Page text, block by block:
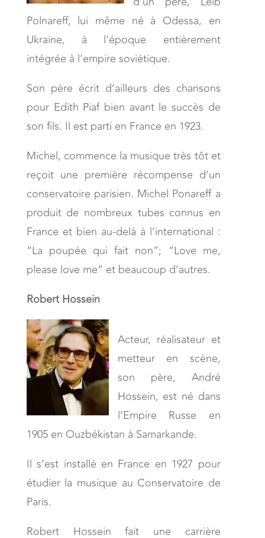
Polnareff, lui même né à Odessa, en
Ukraine, à l’époque entièrement
intégrée à l’empire soviétique.
Son père écrit d’ailleurs des chansons
pour Edith Piaf bien avant le succès de
son fils. Il est parti en France en 1923.
Michel, commence la musique très tôt et
reçoit une première récompense d’un
conservatoire parisien. Michel Ponareff a
produit de nombreux tubes connus en
France et bien au-delà à l’international :
“La poupée qui fait non”; “Love me,
please love me” et beaucoup d’autres.
Robert Hossein
Acteur, réalisateur et
metteur en scène,
son père, André
Hossein, est né dans
l’Empire Russe en
1905 en Ouzbékistan à Samarkande.
Il s’est installé en France en 1927 pour
étudier la musique au Conservatoire de
Paris.
Robert Hossein fait une carrière